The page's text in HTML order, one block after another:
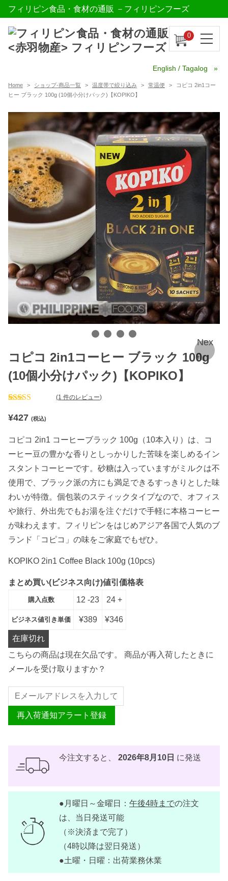
フィリピン食品・食材の通販 －フィリピンフーズ
0
English / Tagalog
Home ショップ-商品一覧 温度帯で絞り込み 常温便
コピコ 2in1コー
ヒー ブラック 100g (10個小分けパック)【KOPIKO】
Nex
t
コピコ 2in1コーヒー ブラック 100g
(10個小分けパック)【KOPIKO】
評価に基づ
5.00点
(1 件のレビュー)
¥427 (税込)
コピコ 2in1 コーヒーブラック 100g（10本入り）は、コ
ーヒー豆の豊かな香りとしっかりした苦味を楽しめるイン
スタントコーヒーです。砂糖は入っていますがミルクは不
使用で、ブラック派の方にも満足できるすっきりとした味
わいが特徴。個包装のスティックタイプなので、オフィス
や旅行、外出先でもお湯を注ぐだけで手軽に本格コーヒー
が味わえます。フィリピンをはじめアジア各国で人気のブ
ランド「コピコ」の味をご家庭でもぜひ。
KOPIKO 2in1 Coffee Black 100g (10pcs)
まとめ買い(ビジネス向け)値引価格表
購入点数 12 -23 24 +
ビジネス値引き単価 ¥389 ¥346
在庫切れ
こちらの商品は現在欠品です。 商品が再入荷したときに
メールを受け取りますか？
再入荷通知アラート登録
今注文すると、 2026年8月10日 に発送
●月曜日～金曜日： 午後4時までの注文
は、当日発送可能
（※決済まで完了）
（4時以降は翌日発送）
●土曜・日曜：出荷業務休業